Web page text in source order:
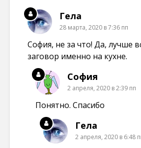
Гела
28 марта, 2020 в 7:36 пп
София, не за что! Да, лучше
заговор именно на кухне.
София
2 апреля, 2020 в 2:39 пп
Понятно. Спасибо
Гела
2 апреля, 2020 в 6:48